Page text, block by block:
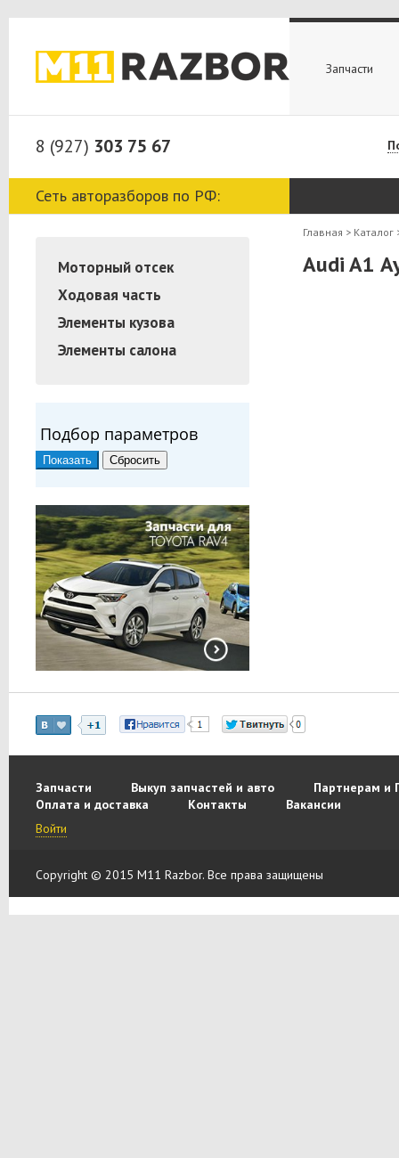
Запчасти
8 (927) 303 75 67
Сеть авторазборов по РФ:
Моторный отсек
Ходовая часть
Элементы кузова
Элементы салона
Подбор параметров
Главная > Каталог
Audi A1
Запчасти Выкуп запчастей и авто
Партнерам и
Оплата и доставка
Контакты
Вакансии
Войти
Copyright © 2015 M11 Razbor. Все права защищены